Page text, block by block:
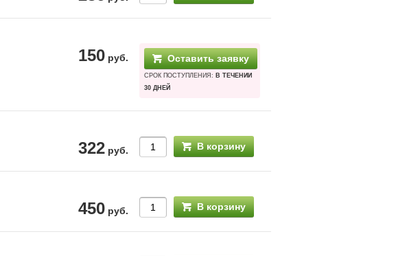
150 руб. Оставить заявку
СРОК ПОСТУПЛЕНИЯ: В ТЕЧЕНИИ
30 ДНЕЙ
322 руб. В корзину
450 руб. В корзину